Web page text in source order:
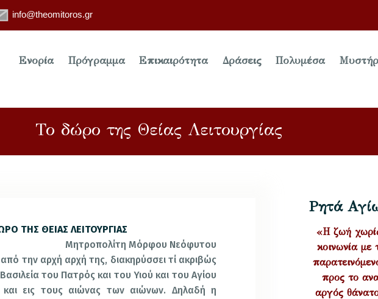
info@theomitoros.gr
Ενορία Πρόγραμμα Επικαιρότητα Δράσεις Πολυμέσα
Το δώρο της Θείας Λειτουργίας
ΤΗΣ ΘΕΙΑΣ ΛΕΙΤΟΥΡΓΙΑΣ
Μητροπολίτη Μόρφου Νεόφυτου
από την αρχή αρχή της, διακηρύσσει τί ακριβώς
Βασιλεία του Πατρός και του Υιού και του Αγίου
και εις τους αιώνας των αιώνων. Δηλαδή η
Ρητά
«Η ζωή
κοινωνία με
προς το
αργός